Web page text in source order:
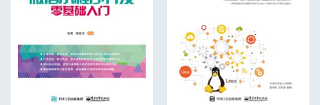
时间验证 80
进一步要做的事 85
第6章 电子表格功能 86
分组变量 87
函数结构 87